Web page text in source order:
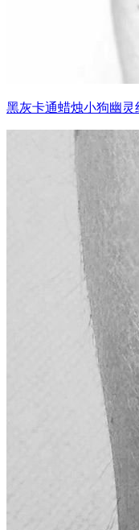
黑灰卡通蜡烛小狗幽灵